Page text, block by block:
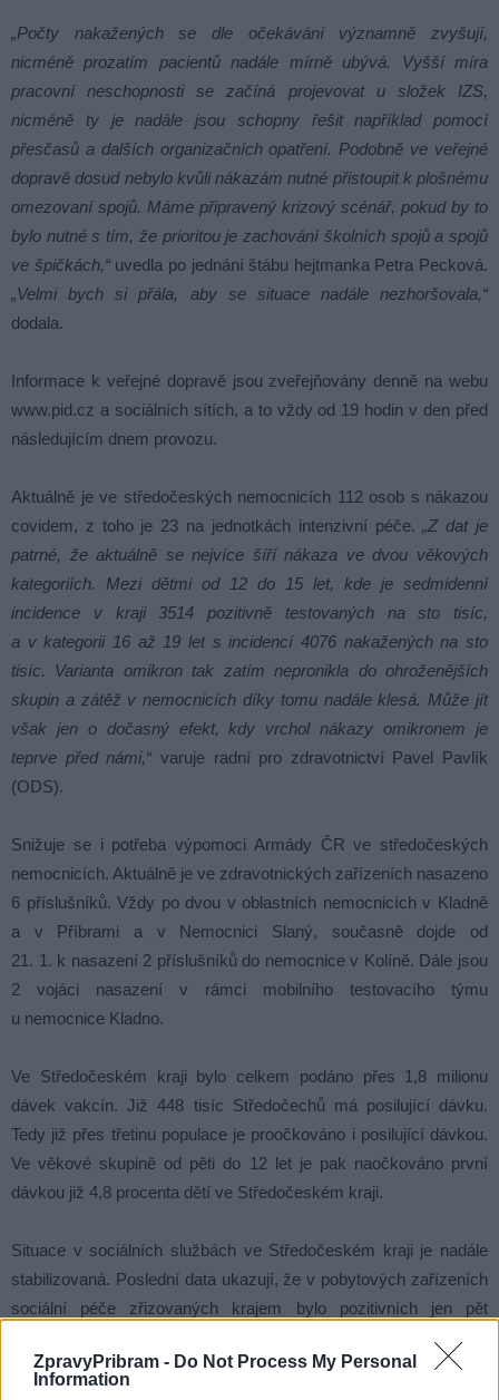
ZpravyPribram - Do Not Process My Personal
Information
„Počty nakažených se dle očekávání významně zvyšují,
nicméně prozatím pacientů nadále mírně ubývá. Vyšší míra
pracovní neschopnosti se začíná projevovat u složek IZS,
nicméně ty je nadále jsou schopny řešit například pomocí
přesčasů a dalších organizačních opatření. Podobně ve veřejné
dopravě dosud nebylo kvůli nákazám nutné přistoupit k plošnému
omezovaní spojů. Máme připravený krizový scénář, pokud by to
bylo nutné s tím, že prioritou je zachování školních spojů a spojů
ve špičkách,“uvedla po jednání štábu hejtmanka Petra Pecková.
„Velmi bych si přála, aby se situace nadále nezhoršovala,“
dodala.
Informace k veřejné dopravě jsou zveřejňovány denně na webu
www.pid.cz a sociálních sítích, a to vždy od 19 hodin v den před
následujícím dnem provozu.
Aktuálně je ve středočeských nemocnicích 112 osob s nákazou
covidem, z toho je 23 na jednotkách intenzivní péče.„Z dat je
patrné, že aktuálně se nejvíce šíří nákaza ve dvou věkových
kategoriích. Mezi dětmi od 12 do 15 let, kde je sedmidenní
incidence v kraji 3514 pozitivně testovaných na sto tisíc,
a v kategorii 16 až 19 let s incidencí 4076 nakažených na sto
tisíc. Varianta omikron tak zatím nepronikla do ohroženějších
skupin a zátěž v nemocnicích díky tomu nadále klesá. Může jít
však jen o dočasný efekt, kdy vrchol nákazy omikronem je
teprve před námi,“ varuje radní pro zdravotnictví Pavel Pavlík
(ODS).
Snižuje se i potřeba výpomoci Armády ČR ve středočeských
nemocnicích. Aktuálně je ve zdravotnických zařízeních nasazeno
6 příslušníků. Vždy po dvou v oblastních nemocnicích v Kladně
a v Příbrami a v Nemocnici Slaný, současně dojde od
21. 1. k nasazení 2 příslušníků do nemocnice v Kolíně. Dále jsou
2 vojáci nasazení v rámci mobilního testovacího týmu
u nemocnice Kladno.
Ve Středočeském kraji bylo celkem podáno přes 1,8 milionu
dávek vakcín. Již 448 tisíc Středočechů má posilující dávku.
Tedy již přes třetinu populace je proočkováno i posilující dávkou.
Ve věkové skupině od pěti do 12 let je pak naočkováno první
dávkou již 4,8 procenta dětí ve Středočeském kraji.
Situace v sociálních službách ve Středočeském kraji je nadále
stabilizovaná. Poslední data ukazují, že v pobytových zařízeních
sociální péče zřizovaných krajem bylo pozitivních jen pět
(bez ohledu na to, zda jde o covid) zaměstnanců je pod deseti